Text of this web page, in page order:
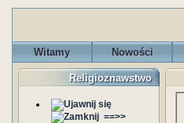
Witamy Nowości
Religioznawstwo
==>>